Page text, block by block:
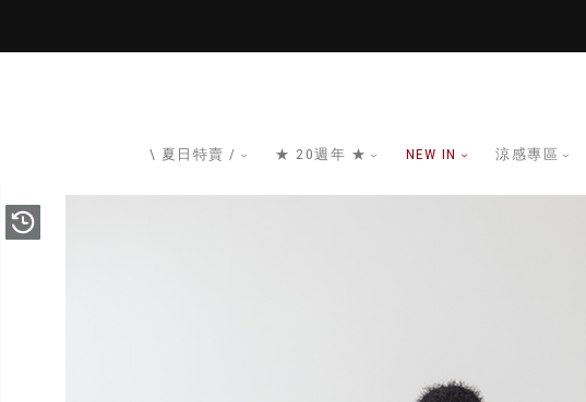
\ 夏日特賣 / ★ 20週年 ★ NEW IN 涼感專區